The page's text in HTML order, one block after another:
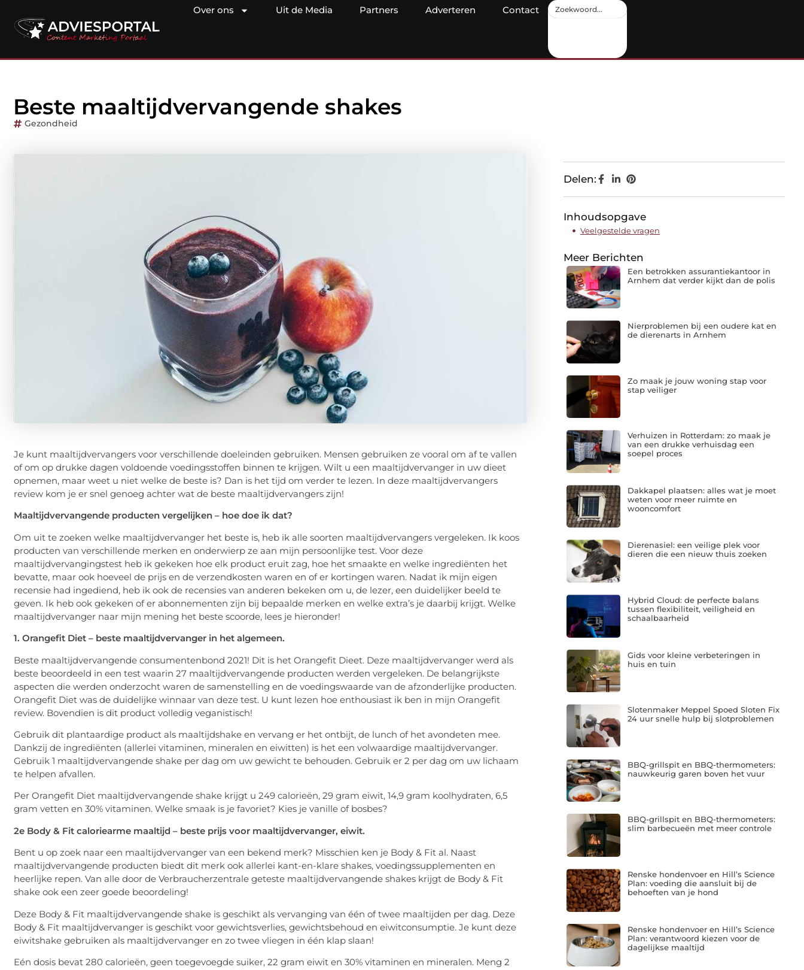
Over ons Uit de Media Partners Adverteren Contact
Beste maaltijdvervangende shakes
Gezondheid
Je kunt maaltijdvervangers voor verschillende doeleinden gebruiken. Mensen gebruiken ze vooral om af te vallen
of om op drukke dagen voldoende voedingsstoffen binnen te krijgen. Wilt u een maaltijdvervanger in uw dieet
opnemen, maar weet u niet welke de beste is? Dan is het tijd om verder te lezen. In deze maaltijdvervangers
review kom je er snel genoeg achter wat de beste maaltijdvervangers zijn!
Maaltijdvervangende producten vergelijken – hoe doe ik dat?
Om uit te zoeken welke maaltijdvervanger het beste is, heb ik alle soorten maaltijdvervangers vergeleken. Ik koos
producten van verschillende merken en onderwierp ze aan mijn persoonlijke test. Voor deze
maaltijdvervangingstest heb ik gekeken hoe elk product eruit zag, hoe het smaakte en welke ingrediënten het
bevatte, maar ook hoeveel de prijs en de verzendkosten waren en of er kortingen waren. Nadat ik mijn eigen
recensie had ingediend, heb ik ook de recensies van anderen bekeken om u, de lezer, een duidelijker beeld te
geven. Ik heb ook gekeken of er abonnementen zijn bij bepaalde merken en welke extra’s je daarbij krijgt. Welke
maaltijdvervanger naar mijn mening het beste scoorde, lees je hieronder!
1. Orangefit Diet – beste maaltijdvervanger in het algemeen.
Beste maaltijdvervangende consumentenbond 2021! Dit is het Orangefit Dieet. Deze maaltijdvervanger werd als
beste beoordeeld in een test waarin 27 maaltijdvervangende producten werden vergeleken. De belangrijkste
aspecten die werden onderzocht waren de samenstelling en de voedingswaarde van de afzonderlijke producten.
Orangefit Diet was de duidelijke winnaar van deze test. U kunt lezen hoe enthousiast ik ben in mijn Orangefit
review. Bovendien is dit product volledig veganistisch!
Gebruik dit plantaardige product als maaltijdshake en vervang er het ontbijt, de lunch of het avondeten mee.
Dankzij de ingrediënten (allerlei vitaminen, mineralen en eiwitten) is het een volwaardige maaltijdvervanger.
Gebruik 1 maaltijdvervangende shake per dag om uw gewicht te behouden. Gebruik er 2 per dag om uw lichaam
te helpen afvallen.
Per Orangefit Diet maaltijdvervangende shake krijgt u 249 calorieën, 29 gram eiwit, 14,9 gram koolhydraten, 6,5
gram vetten en 30% vitaminen. Welke smaak is je favoriet? Kies je vanille of bosbes?
2e Body & Fit caloriearme maaltijd – beste prijs voor maaltijdvervanger, eiwit.
Bent u op zoek naar een maaltijdvervanger van een bekend merk? Misschien ken je Body & Fit al. Naast
maaltijdvervangende producten biedt dit merk ook allerlei kant-en-klare shakes, voedingssupplementen en
heerlijke repen. Van alle door de Verbraucherzentrale geteste maaltijdvervangende shakes krijgt de Body & Fit
shake ook een zeer goede beoordeling!
Deze Body & Fit maaltijdvervangende shake is geschikt als vervanging van één of twee maaltijden per dag. Deze
Body & Fit maaltijdvervanger is geschikt voor gewichtsverlies, gewichtsbehoud en eiwitconsumptie. Je kunt deze
eiwitshake gebruiken als maaltijdvervanger en zo twee vliegen in één klap slaan!
Eén dosis bevat 280 calorieën, geen toegevoegde suiker, 22 gram eiwit en 30% vitaminen en mineralen. Meng 2
Delen:
Inhoudsopgave
Veelgestelde vragen
Meer Berichten
Een betrokken assurantiekantoor in
Arnhem dat verder kijkt dan de polis
Nierproblemen bij een oudere kat en
de dierenarts in Arnhem
Zo maak je jouw woning stap voor
stap veiliger
Verhuizen in Rotterdam: zo maak je
van een drukke verhuisdag een
soepel proces
Dakkapel plaatsen: alles wat je moet
weten voor meer ruimte en
wooncomfort
Dierenasiel: een veilige plek voor
dieren die een nieuw thuis zoeken
Hybrid Cloud: de perfecte balans
tussen flexibiliteit, veiligheid en
schaalbaarheid
Gids voor kleine verbeteringen in
huis en tuin
Slotenmaker Meppel Spoed Sloten Fix
24 uur snelle hulp bij slotproblemen
BBQ-grillspit en BBQ-thermometers:
nauwkeurig garen boven het vuur
BBQ-grillspit en BBQ-thermometers:
slim barbecueën met meer controle
Renske hondenvoer en Hill’s Science
Plan: voeding die aansluit bij de
behoeften van je hond
Renske hondenvoer en Hill’s Science
Plan: verantwoord kiezen voor de
dagelijkse maaltijd